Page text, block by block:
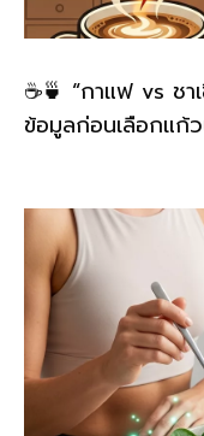
☕🍵 “กาแฟ vs ชา
ข้อมูลก่อนเลือกแก้